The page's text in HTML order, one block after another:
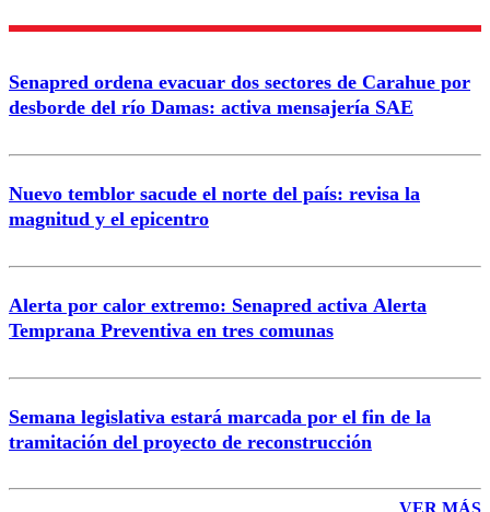
Correo
Senapred ordena evacuar dos sectores de Carahue por
desborde del río Damas: activa mensajería SAE
Nuevo temblor sacude el norte del país: revisa la
magnitud y el epicentro
Alerta por calor extremo: Senapred activa Alerta
Temprana Preventiva en tres comunas
Semana legislativa estará marcada por el fin de la
tramitación del proyecto de reconstrucción